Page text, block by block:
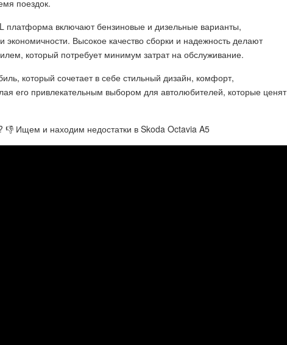
поездок.
платформа включают бензиновые и дизельные варианты,
Высокое качество сборки и надежность делают
который потребует минимум затрат на обслуживание.
который сочетает в себе стильный дизайн, комфорт,
его привлекательным выбором для автолюбителей, которые ценят
👎 Ищем и находим недостатки в Skoda Octavia A5